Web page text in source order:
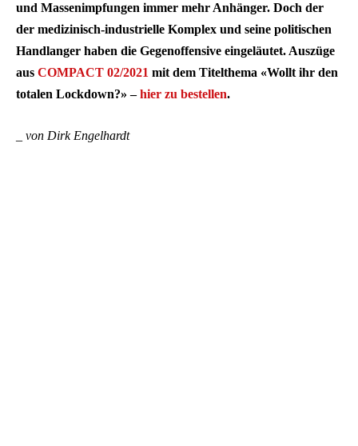
und Massenimpfungen immer mehr Anhänger. Doch der
der medizinisch-industrielle Komplex und seine politischen
Handlanger haben die Gegenoffensive eingeläutet. Auszüge
aus COMPACT 02/2021 mit dem Titelthema «Wollt ihr den
totalen Lockdown?» –hier zu bestellen.
von Dirk Engelhardt